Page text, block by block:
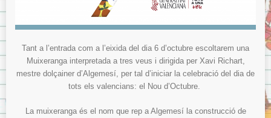
Tant a l’entrada com a l’eixida del dia 6 d’octubre escoltarem una
Muixeranga interpretada a tres veus i dirigida per Xavi Richart,
mestre dolçainer d’Algemesí, per tal d’iniciar la celebració del dia de
tots els valencians: el Nou d’Octubre.
La muixeranga és el nom que rep a Algemesí la construcció de